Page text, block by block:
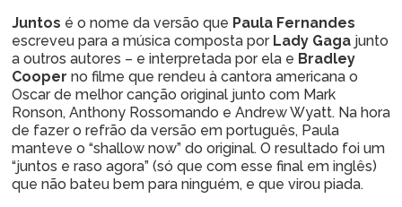
Juntos é o nome da versão que Paula Fernandes
escreveu para a música composta por Lady Gaga junto
a outros autores – e interpretada por ela e Bradley
Cooper no filme que rendeu à cantora americana o
Oscar de melhor canção original junto com Mark
Ronson, Anthony Rossomando e Andrew Wyatt. Na hora
de fazer o refrão da versão em português, Paula
manteve o “shallow now” do original. O resultado foi um
“juntos e raso agora” (só que com esse final em inglês)
que não bateu bem para ninguém, e que virou piada.